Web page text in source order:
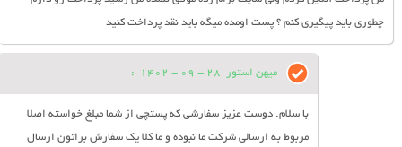
چطوری باید پیگیری کنم ؟ پست اومده میگه باید نقد پرداخت کنید
میهن استور 28 - 09 - 1402
:
با سلام. دوست عزیز سفارشی که پستچی از شما مبلغ خواسته اصلا
مربوط به ارسالی شرکت ما نبوده و ما کلا یک سفارش براتون ارسال